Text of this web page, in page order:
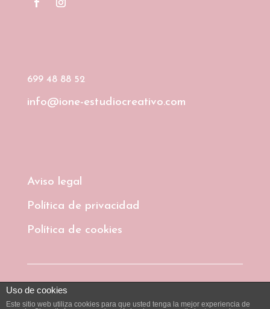
699 48 88 52
info@ione-estudiocreativo.com
Aviso legal
Política de privacidad
Política de cookies
Uso de cookies
Este sitio web utiliza cookies para que usted tenga la mejor experiencia de